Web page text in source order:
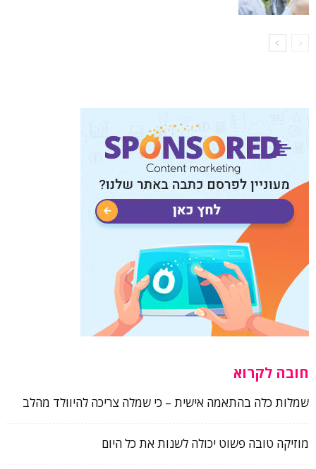
חובה לקרוא
שמלות כלה בהתאמה אישית – כי שמלה צריכה להיוולד מהלב
מוזיקה טובה פשוט יכולה לשנות את כל היום